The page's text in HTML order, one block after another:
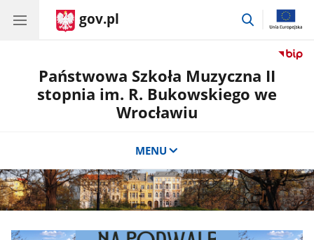
gov.pl
przejdź
Państwowa Szkoła Muzyczna II
stopnia im. R. Bukowskiego we
Wrocławiu
MENU
CSS
Baner